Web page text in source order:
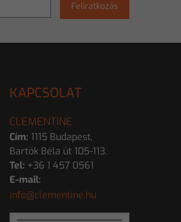
Feliratkozás
KAPCSOLAT
CLEMENTINE
Cím: 1115 Budapest,
Bartók Béla út 105-113.
Tel: +36 1 457 0561
E-mail:
info@clementine.hu